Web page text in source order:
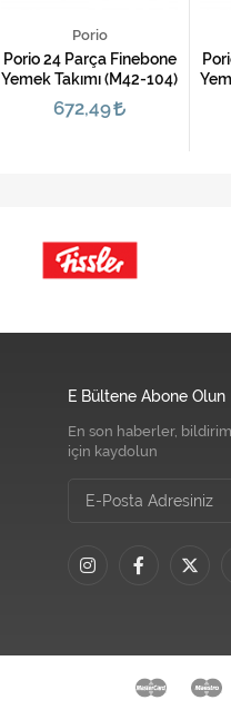
Porio
Porio 24 Parça Finebone
Yemek Takımı (M42-104)
672,49
E Bültene Abone Olun
En son haberler,
için kaydolun